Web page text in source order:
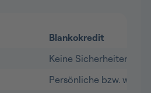
Blankokredit
Keine Sicherheiten
Persönliche bzw.